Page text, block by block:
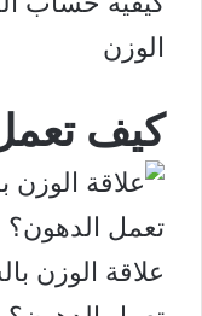
الوزن
كيف
علاقة الوزن